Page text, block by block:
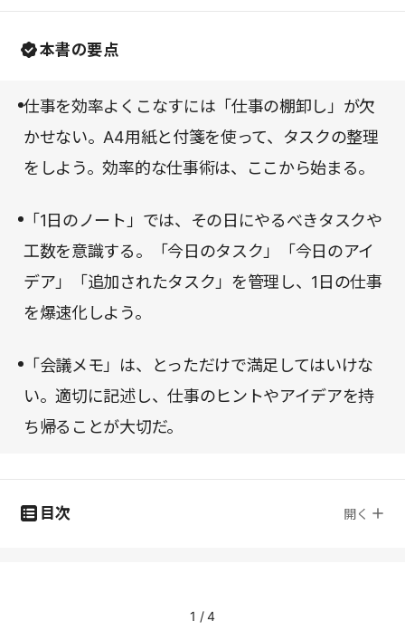
本書の要点
仕事を効率よくこなすには「仕事の棚卸し」が欠
かせない。A4用紙と付箋を使って、タスクの整理
をしよう。効率的な仕事術は、ここから始まる。
「1日のノート」では、その日にやるべきタスクや
工数を意識する。「今日のタスク」「今日のアイ
デア」「追加されたタスク」を管理し、1日の仕事
を爆速化しよう。
「会議メモ」は、とっただけで満足してはいけな
い。適切に記述し、仕事のヒントやアイデアを持
ち帰ることが大切だ。
目次 開く
1 /4